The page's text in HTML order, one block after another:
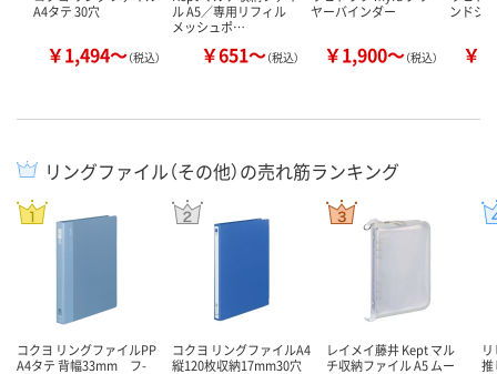
A4タテ 30穴
￥1,494～（税込）
ル A5／専用リフィル
メッシュポ…
￥651～（税込）
ヤーバインダー
￥1,900～（税込）
ンドジ
￥
リングファイル（その他）の売れ筋ランキング
コクヨ リングファイルPP
A4タテ 背幅33mm フ-
コクヨ リングファイルA4
縦120枚収納17mm30穴
レイメイ藤井 Kept マル
チ収納ファイル A5 ムー
推